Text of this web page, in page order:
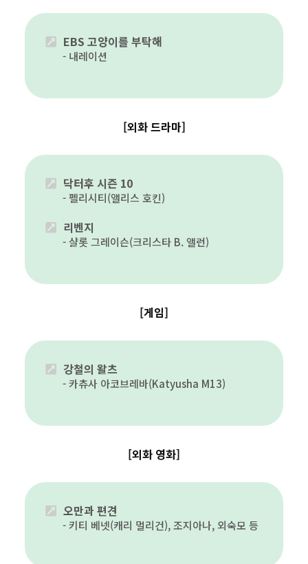
EBS 고양이를 부탁해
내레이션
[외화 드라마]
닥터후 시즌 10
펠리시티(앨리스 호킨)
리벤지
샬롯 그레이슨(크리스타 B. 앨런)
[게임]
강철의 왈츠
카츄사 아코브레바(Katyusha M13)
[외화 영화]
오만과 편견
키티 베넷(캐리 멀리건), 조지아나, 외숙모 등